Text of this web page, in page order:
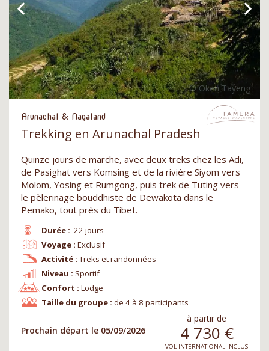
Arunachal & Nagaland
Trekking en Arunachal Pradesh
Quinze jours de marche, avec deux treks chez les Adi,
de Pasighat vers Komsing et de la rivière Siyom vers
Molom, Yosing et Rumgong, puis trek de Tuting vers
le pèlerinage bouddhiste de Dewakota dans le
Pemako, tout près du Tibet.
Durée : 22 jours
Niveau : Sportif
Voyage : Exclusif
Confort : Lodge
Activité : Treks et randonnées
Taille du groupe : de 4 à 8 participants
Prochain départ le 05/09/2026
à partir de
4 730 €
VOL INTERNATIONAL INCLUS